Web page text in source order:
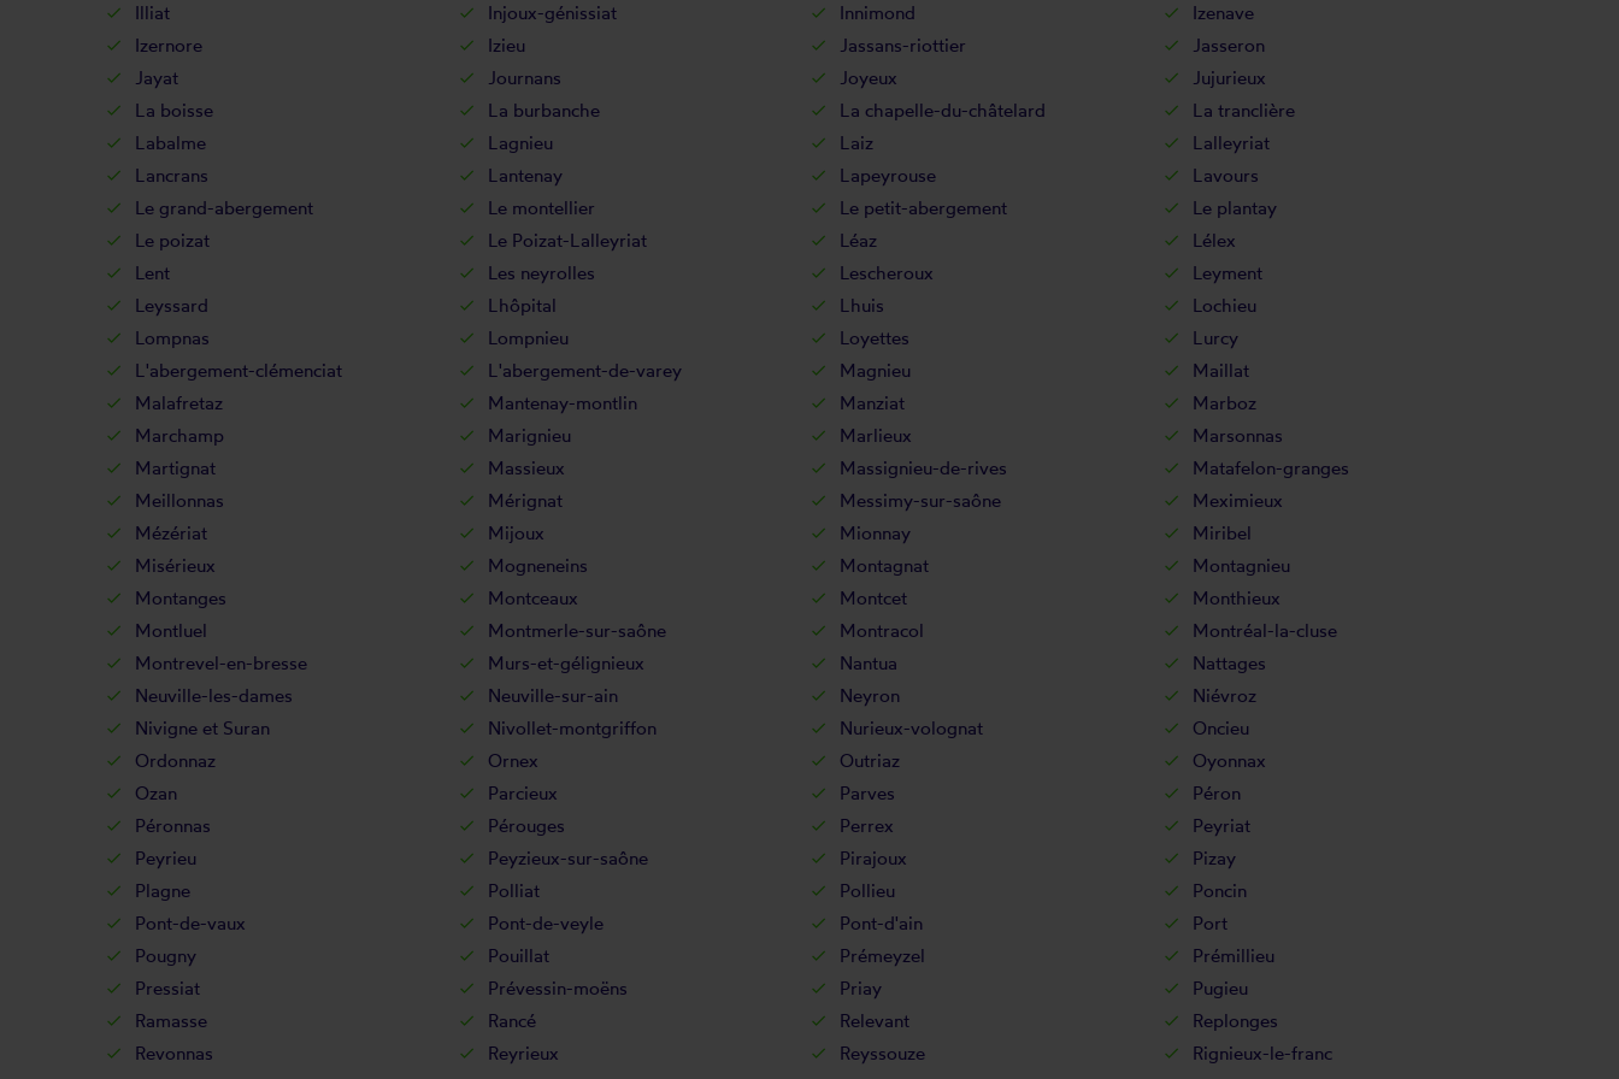
Illiat
Injoux-génissiat Innimond
Izenave
Izernore
Izieu Jassans-riottier
Jasseron
Jayat
Journans Joyeux
Jujurieux
La boisse
La burbanche La chapelle-du-châtelard
La tranclière
Labalme
Lagnieu Laiz
Lalleyriat
Lancrans
Lantenay Lapeyrouse
Lavours
Le grand-abergement
Le montellier Le petit-abergement
Le plantay
Le poizat
Le Poizat-Lalleyriat Léaz
Lélex
Lent
Les neyrolles Lescheroux
Leyment
Leyssard
Lhôpital Lhuis
Lochieu
Lompnas
Lompnieu Loyettes
Lurcy
L'abergement-clémenciat
L'abergement-de-varey Magnieu
Maillat
Malafretaz
Mantenay-montlin Manziat
Marboz
Marchamp
Marignieu Marlieux
Marsonnas
Martignat
Massieux Massignieu-de-rives
Matafelon-granges
Meillonnas
Mérignat Messimy-sur-saône
Meximieux
Mézériat
Mijoux Mionnay
Miribel
Misérieux
Mogneneins Montagnat
Montagnieu
Montanges
Montceaux Montcet
Monthieux
Montluel
Montmerle-sur-saône Montracol
Montréal-la-cluse
Montrevel-en-bresse
Murs-et-gélignieux Nantua
Nattages
Neuville-les-dames
Neuville-sur-ain Neyron
Niévroz
Nivigne et Suran
Nivollet-montgriffon Nurieux-volognat
Oncieu
Ordonnaz
Ornex Outriaz
Oyonnax
Ozan
Parcieux Parves
Péron
Péronnas
Pérouges Perrex
Peyriat
Peyrieu
Peyzieux-sur-saône Pirajoux
Pizay
Plagne
Polliat Pollieu
Poncin
Pont-de-vaux
Pont-de-veyle Pont-d'ain
Port
Pougny
Pouillat Prémeyzel
Prémillieu
Pressiat
Prévessin-moëns Priay
Pugieu
Ramasse
Rancé Relevant
Replonges
Revonnas
Reyrieux Reyssouze
Rignieux-le-franc